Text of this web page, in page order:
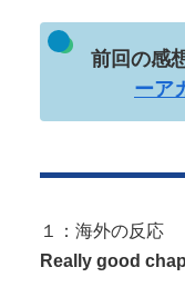
前回の感
ーア
１：海外の反応
Really good